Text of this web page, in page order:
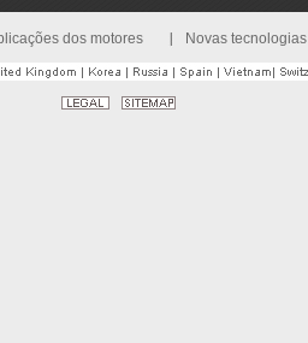
dos motores Novas tecnologias